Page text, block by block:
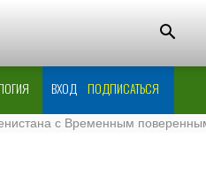
ВХОД ПОДПИСАТЬСЯ
с Временным поверенным в